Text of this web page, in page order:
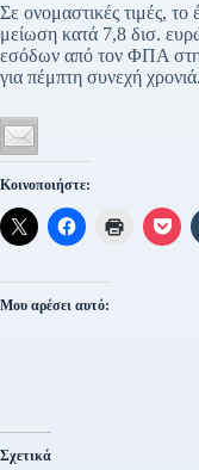
Σε ονομαστικές τιμές,
μείωση κατά 7,8 δισ.
εσόδων από τον ΦΠΑ
για πέμπτη συνεχή χρονιά.
Κοινοποιήστε:
Μου αρέσει αυτό:
Σχετικά